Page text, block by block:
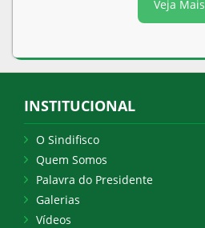
Veja Mais
INSTITUCIONAL
O Sindifisco
Quem Somos
Palavra do Presidente
Galerias
Vídeos